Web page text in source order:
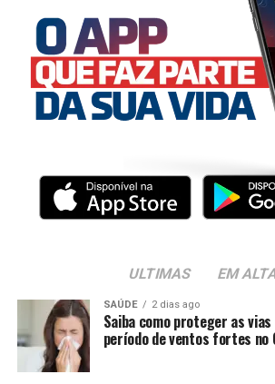
ULTIMAS EM
SAÚDE 2 dias ago
Saiba como proteger as
período de ventos fortes no